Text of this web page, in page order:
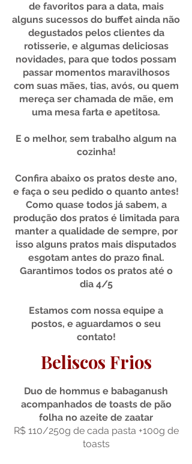
de favoritos para a data, mais
alguns sucessos do buffet ainda não
degustados pelos clientes da
rotisserie, e algumas deliciosas
novidades, para que todos possam
passar momentos maravilhosos
com suas mães, tias, avós, ou quem
mereça ser chamada de mãe, em
uma mesa farta e apetitosa.
E o melhor, sem trabalho algum na
cozinha!
Confira abaixo os pratos deste ano,
e faça o seu pedido o quanto antes!
Como quase todos já sabem, a
produção dos pratos é limitada para
manter a qualidade de sempre, por
isso alguns pratos mais disputados
esgotam antes do prazo final.
Garantimos todos os pratos até o
dia 4/5
Estamos com nossa equipe a
postos, e aguardamos o seu
contato!
Beliscos Frios
Duo de hommus e babaganush
acompanhados de toasts de pão
folha no azeite de zaatar
R$ 110/250g de cada pasta +100g de
toasts